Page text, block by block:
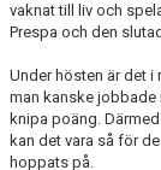
vaknat till liv och
Prespa och den
Under hösten är det i
man kanske jobbade
knipa poäng.
kan det vara så för
hoppats på.